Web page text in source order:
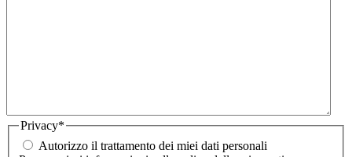
Privacy*
Autorizzo il trattamento dei miei dati personali